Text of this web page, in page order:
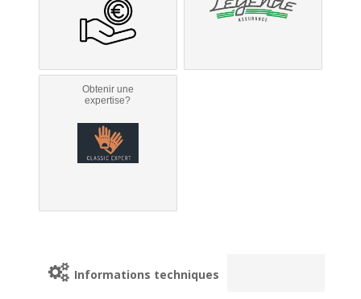
Obtenir une
expertise?
Informations techniques